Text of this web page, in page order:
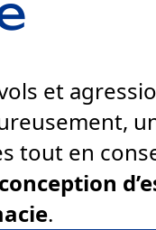
et
tout en
.